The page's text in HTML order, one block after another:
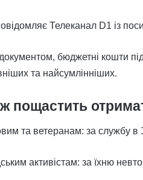
Телеканал D1 із
бюджетні кошти
та найсумлінніших.
пощастить
та ветеранам: за службу
активістам: за їхню